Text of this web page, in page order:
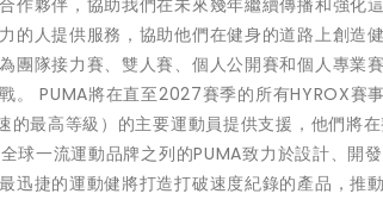
作夥伴，協助我們在未來幾年繼續傳播和強化
的人提供服務，協助他們在健身的道路上創造
團隊接力賽、雙人賽、個人公開賽和個人專業
。 PUMA將在直至2027賽季的所有HYROX賽
的最高等級）的主要運動員提供支援，他們
球一流運動品牌之列的PUMA致力於設計、開
迅捷的運動健將打造打破速度紀錄的產品，推